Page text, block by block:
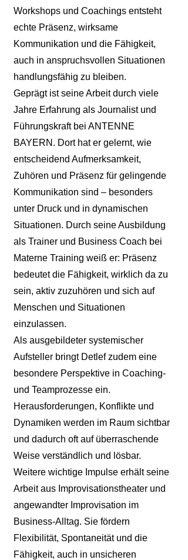
Workshops und Coachings entsteht
echte Präsenz, wirksame
Kommunikation und die Fähigkeit,
auch in anspruchsvollen Situationen
handlungsfähig zu bleiben.
Geprägt ist seine Arbeit durch viele
Jahre Erfahrung als Journalist und
Führungskraft bei ANTENNE
BAYERN. Dort hat er gelernt, wie
entscheidend Aufmerksamkeit,
Zuhören und Präsenz für gelingende
Kommunikation sind – besonders
unter Druck und in dynamischen
Situationen. Durch seine Ausbildung
als Trainer und Business Coach bei
Materne Training weiß er: Präsenz
bedeutet die Fähigkeit, wirklich da zu
sein, aktiv zuzuhören und sich auf
Menschen und Situationen
einzulassen.
Als ausgebildeter systemischer
Aufsteller bringt Detlef zudem eine
besondere Perspektive in Coaching-
und Teamprozesse ein.
Herausforderungen, Konflikte und
Dynamiken werden im Raum sichtbar
und dadurch oft auf überraschende
Weise verständlich und lösbar.
Weitere wichtige Impulse erhält seine
Arbeit aus Improvisationstheater und
angewandter Improvisation im
Business-Alltag. Sie fördern
Flexibilität, Spontaneität und die
Fähigkeit, auch in unsicheren